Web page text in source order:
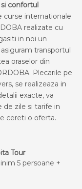
confortul
curse internationale
realizate cu
in noi un
transportul
oraselor din
Plecarile pe
se realizeaza in
exacte, va
de zile si tarife in
cereti o oferta.
Tour
5 persoane +